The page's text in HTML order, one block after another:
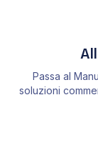
Passa al
soluzioni